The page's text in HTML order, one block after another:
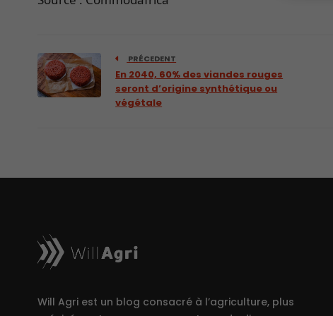
PRÉCEDENT
En 2040, 60% des viandes rouges
seront d’origine synthétique ou
végétale
Will Agri est un blog consacré à l’agriculture, plus